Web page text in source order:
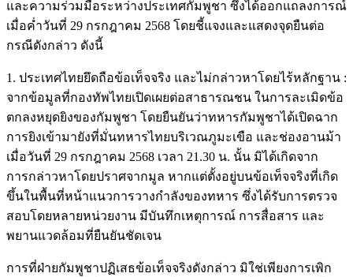
และความร่วมมือระหว่างประเทศกัมพูชา ซึ่งได้ออกแถลงการณ์
เมื่อค่ำวันที่ 29 กรกฎาคม 2568 โดยชี้แจงและแสดงจุดยืนต่อ
กรณีดังกล่าว ดังนี้
1. ประเทศไทยยึดถือข้อเท็จจริง และไม่กล่าวหาโดยไร้หลักฐาน :
จากข้อมูลที่กองทัพไทยเปิดเผยต่อสาธารณชน ในการละเมิดข้อ
ตกลงหยุดยิงของกัมพูชา โดยยืนยันว่าทหารกัมพูชาได้เปิดฉาก
การยิงเข้ามายังที่มั่นทหารไทยบริเวณภูมะเขือ และช่องอานม้า
เมื่อวันที่ 29 กรกฎาคม 2568 เวลา 21.30 น. นั้น มิได้เกิดจาก
การกล่าวหาโดยปราศจากมูล หากแต่ตั้งอยู่บนข้อเท็จจริงที่เกิด
ขึ้นในพื้นที่หน้าแนวการวางกำลังของทหาร ซึ่งได้รับการตรวจ
สอบโดยหลายหน่วยงาน มีบันทึกเหตุการณ์ การสื่อสาร และ
พยานแวดล้อมที่ยืนยันชัดเจน
การที่ฝ่ายกัมพูชาปฏิเสธข้อเท็จจริงดังกล่าว มิใช่เพียงการเพิก